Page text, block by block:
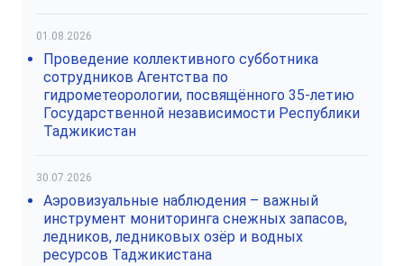
01.08.2026
Проведение коллективного субботника
сотрудников Агентства по
гидрометеорологии, посвящённого 35-летию
Государственной независимости Республики
Таджикистан
30.07.2026
Аэровизуальные наблюдения – важный
инструмент мониторинга снежных запасов,
ледников, ледниковых озёр и водных
ресурсов Таджикистана